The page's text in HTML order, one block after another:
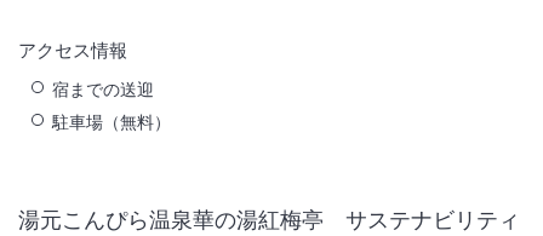
アクセス情報
宿までの送迎
駐車場（無料）
湯元こんぴら温泉華の湯紅梅亭 サステナビリティ